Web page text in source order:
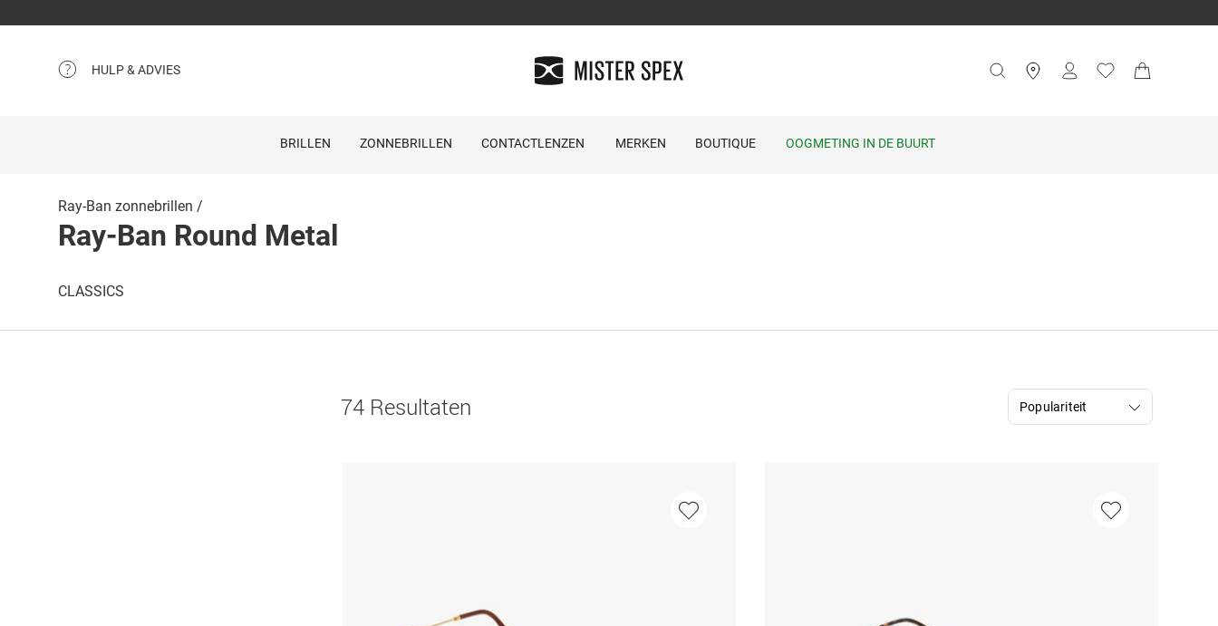
HULP & ADVIES
BRILLEN ZONNEBRILLEN CONTACTLENZEN MERKEN BOUTIQUE OOGMETING IN DE BUURT
Ray-Ban zonnebrillen
Ray-Ban Round Metal
CLASSICS
74 Resultaten